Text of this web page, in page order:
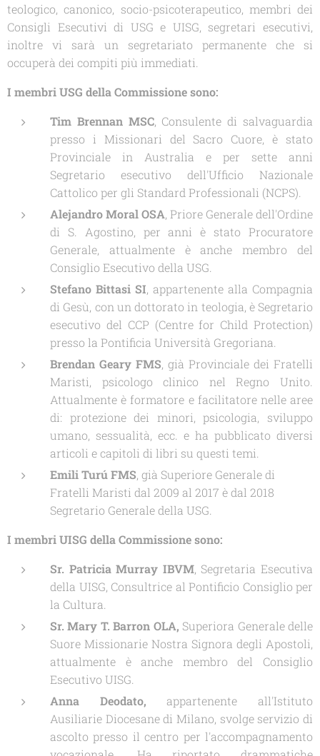
teologico, canonico, socio-psicoterapeutico, membri dei
Consigli Esecutivi di USG e UISG, segretari esecutivi,
inoltre vi sarà un segretariato permanente che si
occuperà dei compiti più immediati.
I membri USG della Commissione sono:
Tim Brennan MSC, Consulente di salvaguardia
presso i Missionari del Sacro Cuore, è stato
Provinciale in Australia e per sette anni
Segretario esecutivo dell'Ufficio Nazionale
Cattolico per gli Standard Professionali (NCPS).
Alejandro Moral OSA, Priore Generale dell'Ordine
di S. Agostino, per anni è stato Procuratore
Generale, attualmente è anche membro del
Consiglio Esecutivo della USG.
Stefano Bittasi SI, appartenente alla Compagnia
di Gesù, con un dottorato in teologia, è Segretario
esecutivo del CCP (Centre for Child Protection)
presso la Pontificia Università Gregoriana.
Brendan Geary FMS, già Provinciale dei Fratelli
Maristi, psicologo clinico nel Regno Unito.
Attualmente è formatore e facilitatore nelle aree
di: protezione dei minori, psicologia, sviluppo
umano, sessualità, ecc. e ha pubblicato diversi
articoli e capitoli di libri su questi temi.
Emili Turú FMS, già Superiore Generale di
Fratelli Maristi dal 2009 al 2017 è dal 2018
Segretario Generale della USG.
I membri UISG della Commissione sono:
Sr. Patricia Murray IBVM, Segretaria Esecutiva
della UISG, Consultrice al Pontificio Consiglio per
la Cultura.
Sr. Mary T. Barron OLA, Superiora Generale delle
Suore Missionarie Nostra Signora degli Apostoli,
attualmente è anche membro del Consiglio
Esecutivo UISG.
Anna Deodato, appartenente all'Istituto
Ausiliarie Diocesane di Milano, svolge servizio di
ascolto presso il centro per l'accompagnamento